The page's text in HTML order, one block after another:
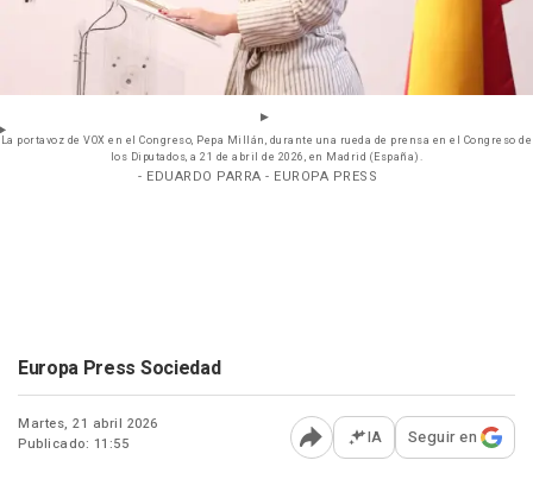
La portavoz de VOX en el Congreso, Pepa Millán, durante una rueda de prensa en el Congreso de
los Diputados, a 21 de abril de 2026, en Madrid (España).
- EDUARDO PARRA - EUROPA PRESS
Europa Press Sociedad
Martes, 21 abril 2026
Publicado: 11:55
Abrir opciones para
IA Seguir en